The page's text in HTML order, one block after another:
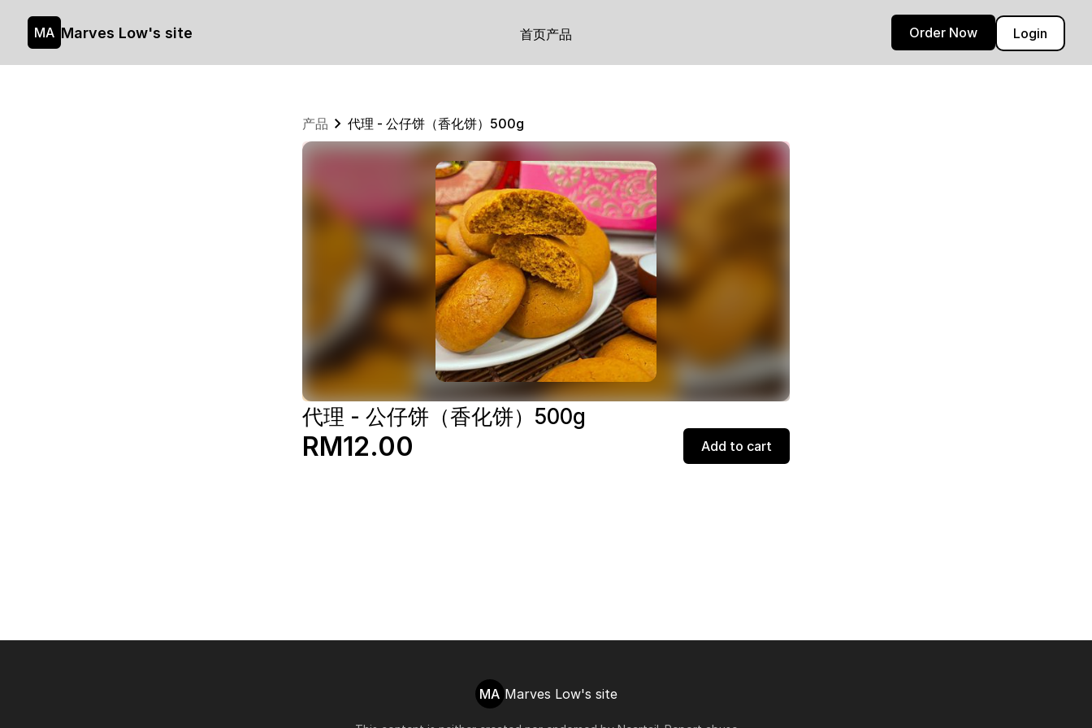
MA Marves Low's site 首页产品 Login
Order Now
产品 代理 - 公仔饼（香化饼）500g
代理 - 公仔饼（香化饼）500g
RM12.00 Add to cart
MA Marves Low's site